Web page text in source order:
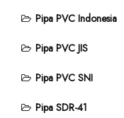
Pipa PVC Indonesia
Pipa PVC JIS
Pipa PVC SNI
Pipa SDR-41